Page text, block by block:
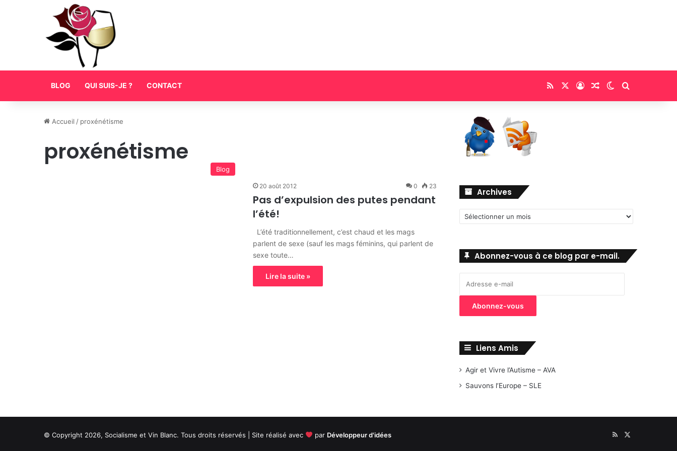
BLOG QUI SUIS-JE ? CONTACT RSS Connexion
Article Aléatoire
Switch skin
Accueil / proxénétisme
proxénétisme
Blog
20 août 2012 0 23
Pas d’expulsion des putes pendant
l’été!
L’été traditionnellement, c’est chaud et les mags
parlent de sexe (sauf les mags féminins, qui parlent de
sexe toute…
Lire la suite »
Archives Archives
Abonnez-vous à ce blog par e-mail.
e-
Abonnez-vous
Liens Amis
Agir et Vivre l’Autisme – AVA
Sauvons l’Europe – SLE
© Copyright 2026, Socialisme et Vin Blanc. Tous droits réservés | Site réalisé avec par Développeur d'idées RSSX